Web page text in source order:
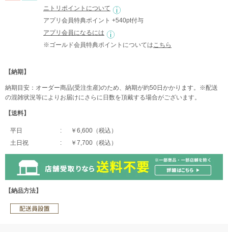
ニトリポイントについて
アプリ会員特典ポイント +540pt付与
アプリ会員になるには
※ゴールド会員特典ポイントについては こちら
【納期】
納期目安：オーダー商品(受注生産)のため、納期が約50日かかります。※配送
の混雑状況等によりお届けにさらに日数を頂戴する場合がございます。
【送料】
平日
￥6,600（税込）
土日祝
￥7,700（税込）
【納品方法】